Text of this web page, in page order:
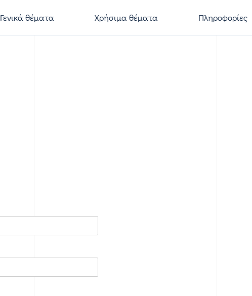
Γενικά θέματα Χρήσιμα θέματα Πληροφορίες